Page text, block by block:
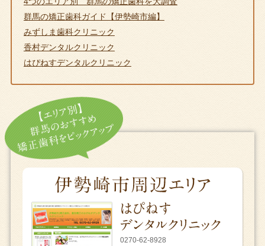
群馬の矯正歯科ガイド【伊勢崎市編】
みずしま歯科クリニック
香村デンタルクリニック
はぴねすデンタルクリニック
0270-62-8928